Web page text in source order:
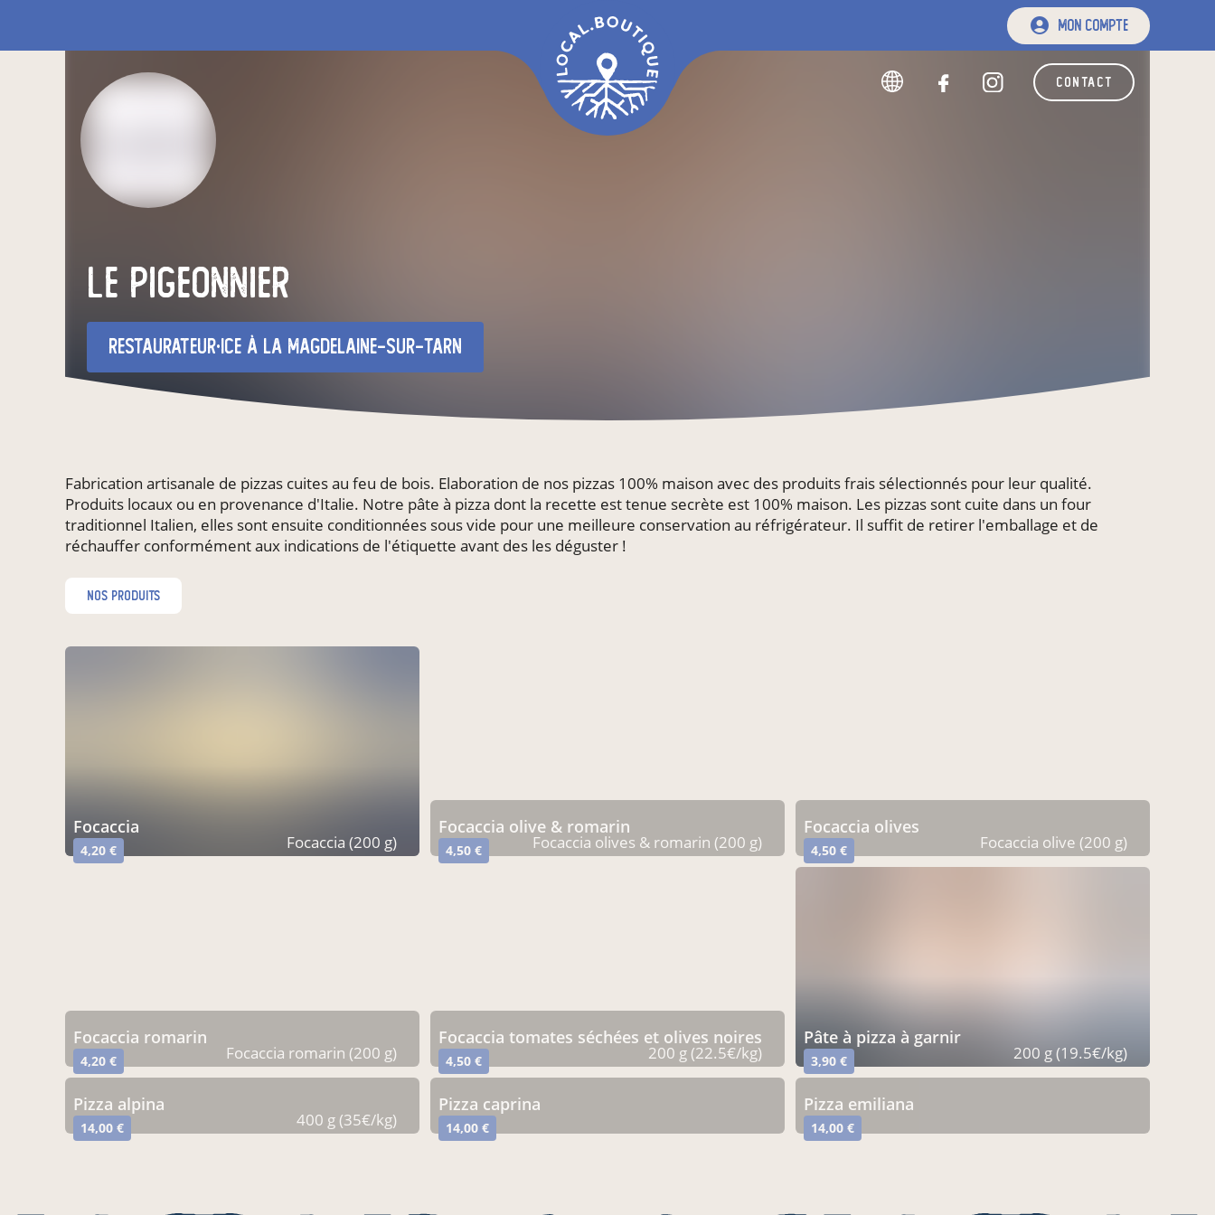
mon compte
contact
le pigeonnier
restaurateur·ice à La Magdelaine-sur-Tarn
Fabrication artisanale de pizzas cuites au feu de bois. Elaboration de nos pizzas 100% maison avec des produits frais sélectionnés pour leur qualité.
Produits locaux ou en provenance d'Italie. Notre pâte à pizza dont la recette est tenue secrète est 100% maison. Les pizzas sont cuite dans un four
traditionnel Italien, elles sont ensuite conditionnées sous vide pour une meilleure conservation au réfrigérateur. Il suffit de retirer l'emballage et de
réchauffer conformément aux indications de l'étiquette avant des les déguster !
nos produits
focaccia
4,20 € Focaccia (200 g)
focaccia olive & romarin
4,50 € Focaccia olives & romarin (200 g)
focaccia olives
4,50 € Focaccia olive (200 g)
focaccia romarin
4,20 € Focaccia romarin (200 g)
focaccia tomates séchées et olives noires
4,50 € 200 g (22.5€/kg)
pâte à pizza à garnir
3,90 € 200 g (19.5€/kg)
pizza alpina
14,00 € 400 g (35€/kg)
pizza caprina
14,00 €
pizza emiliana
14,00 €